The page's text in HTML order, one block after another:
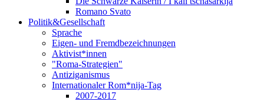
Romano Svato
Politik&Gesellschaft
Sprache
Eigen- und Fremdbezeichnungen
Aktivist*innen
"Roma-Strategien"
Antiziganismus
Internationaler Rom*nija-Tag
2007-2017